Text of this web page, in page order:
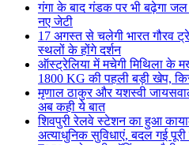
गंगा के बाद गंडक पर भी बढ़ेगा जल
नए जेटी
17 अगस्त से चलेगी भारत गौरव
स्थलों के होंगे दर्शन
ऑस्ट्रेलिया में मचेगी मिथिला के
1800 KG की पहली बड़ी खेप,
मृणाल ठाकुर और यशस्वी
अब कही ये बात
शिवपुरी रेलवे स्टेशन का हुआ
अत्याधुनिक सुविधाएं, बदल गई पूरी